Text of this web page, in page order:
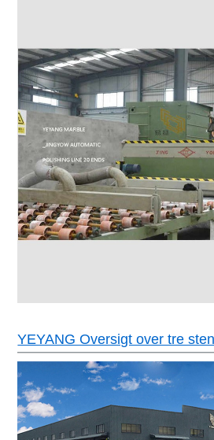
YEYANG Oversigt over tre